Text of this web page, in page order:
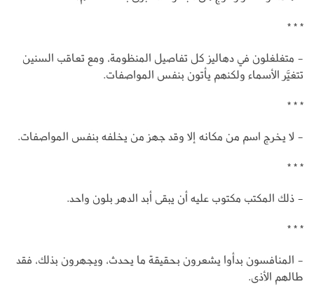
* * *
- متغلغلون في دهاليز كل تفاصيل المنظومة، ومع تعاقب السنين
تتغيَّر الأسماء ولكنهم يأتون بنفس المواصفات.
* * *
- لا يخرج اسم من مكانه إلا وقد جهز من يخلفه بنفس المواصفات.
* * *
- ذلك المكتب مكتوب عليه أن يبقى أبد الدهر بلون واحد.
* * *
- المنافسون بدأوا يشعرون بحقيقة ما يحدث، ويجهرون بذلك، فقد
طالهم الأذى.